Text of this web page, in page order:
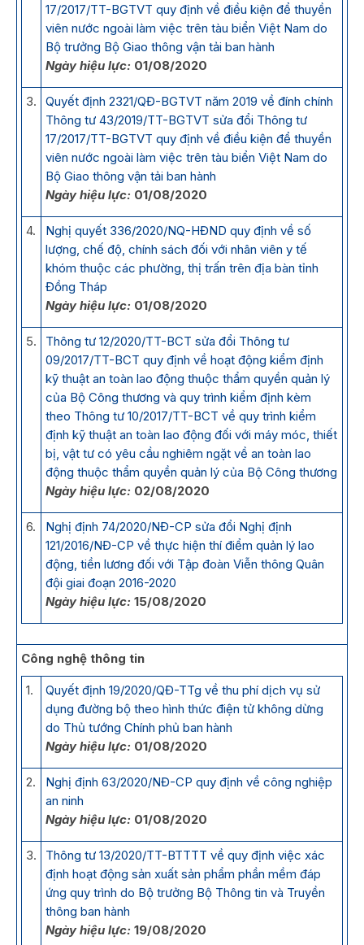
17/2017/TT-BGTVT quy định về điều kiện để thuyền
viên nước ngoài làm việc trên tàu biển Việt Nam do
Bộ trưởng Bộ Giao thông vận tải ban hành
Ngày hiệu lực: 01/08/2020
3.
Quyết định 2321/QĐ-BGTVT năm 2019 về đính chính
Thông tư 43/2019/TT-BGTVT sửa đổi Thông tư
17/2017/TT-BGTVT quy định về điều kiện để thuyền
viên nước ngoài làm việc trên tàu biển Việt Nam do
Bộ Giao thông vận tải ban hành
Ngày hiệu lực: 01/08/2020
4.
Nghị quyết 336/2020/NQ-HĐND quy định về số
lượng, chế độ, chính sách đối với nhân viên y tế
khóm thuộc các phường, thị trấn trên địa bàn tỉnh
Đồng Tháp
Ngày hiệu lực: 01/08/2020
5.
Thông tư 12/2020/TT-BCT sửa đổi Thông tư
09/2017/TT-BCT quy định về hoạt động kiểm định
kỹ thuật an toàn lao động thuộc thẩm quyền quản lý
của Bộ Công thương và quy trình kiểm định kèm
theo Thông tư 10/2017/TT-BCT về quy trình kiểm
định kỹ thuật an toàn lao động đối với máy móc, thiết
bị, vật tư có yêu cầu nghiêm ngặt về an toàn lao
động thuộc thẩm quyền quản lý của Bộ Công thương
Ngày hiệu lực: 02/08/2020
6.
Nghị định 74/2020/NĐ-CP sửa đổi Nghị định
121/2016/NĐ-CP về thực hiện thí điểm quản lý lao
động, tiền lương đối với Tập đoàn Viễn thông Quân
đội giai đoạn 2016-2020
Ngày hiệu lực: 15/08/2020
Công nghệ thông tin
1.
Quyết định 19/2020/QĐ-TTg về thu phí dịch vụ sử
dụng đường bộ theo hình thức điện tử không dừng
do Thủ tướng Chính phủ ban hành
Ngày hiệu lực: 01/08/2020
2.
Nghị định 63/2020/NĐ-CP quy định về công nghiệp
an ninh
Ngày hiệu lực: 01/08/2020
3.
Thông tư 13/2020/TT-BTTTT về quy định việc xác
định hoạt động sản xuất sản phẩm phần mềm đáp
ứng quy trình do Bộ trưởng Bộ Thông tin và Truyền
thông ban hành
Ngày hiệu lực: 19/08/2020